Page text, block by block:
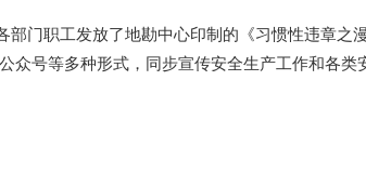
门职工发放了地勘中心印制的《习惯性违章之
号等多种形式，同步宣传安全生产工作和各类